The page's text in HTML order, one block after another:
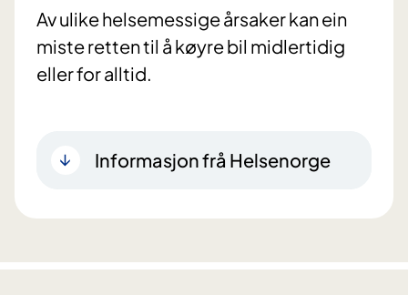
Av ulike helsemessige årsaker kan ein
miste retten til å køyre bil midlertidig
eller for alltid.
Informasjon frå Helsenorge